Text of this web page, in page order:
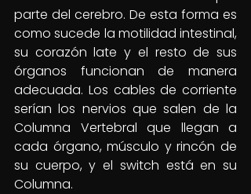
parte del cerebro. De esta forma es
como sucede la motilidad intestinal,
su corazón late y el resto de sus
órganos funcionan de manera
adecuada. Los cables de corriente
serían los nervios que salen de la
Columna Vertebral que llegan a
cada órgano, músculo y rincón de
su cuerpo, y el switch está en su
Columna.